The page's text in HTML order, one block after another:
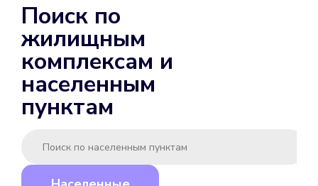
Выбрать
Gerrida СВК-15ГМИ-80
Поиск по
жилищным
комплексам и
населенным
пунктам